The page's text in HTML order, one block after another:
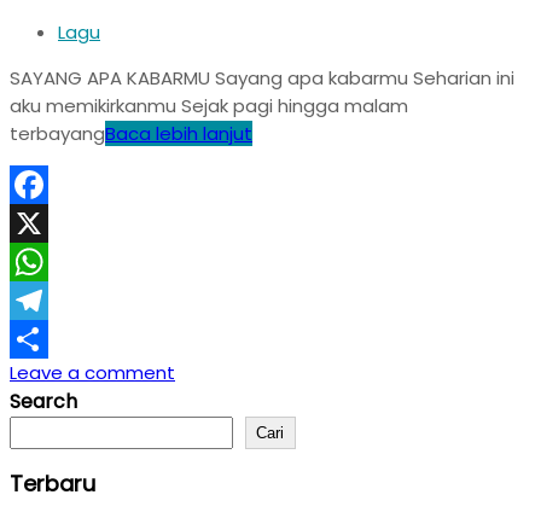
Lagu
SAYANG APA KABARMU Sayang apa kabarmu Seharian ini
aku memikirkanmu Sejak pagi hingga malam
terbayangBaca lebih lanjut
Facebook
X
WhatsApp
Telegram
Share
Leave a comment
Search
Cari
Terbaru